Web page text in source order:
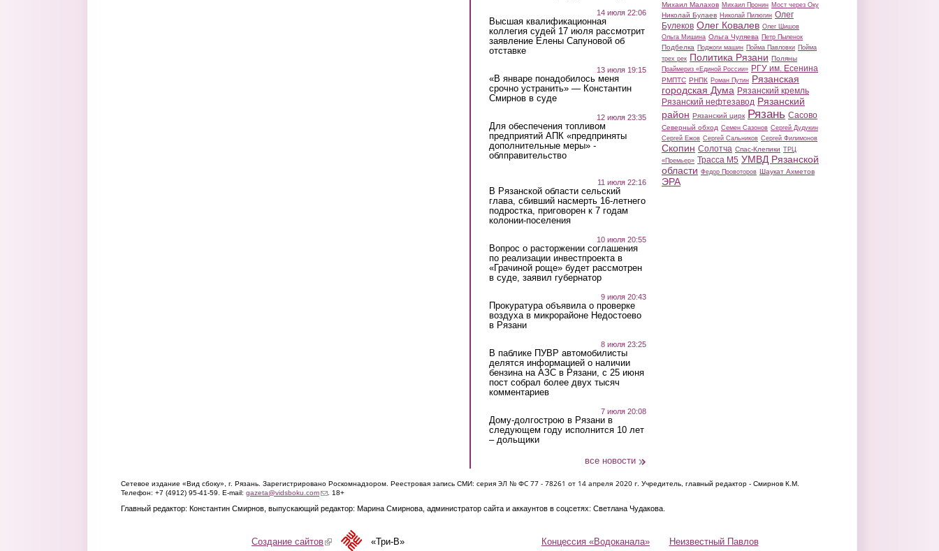
14 июля 22:06
Высшая квалификационная
коллегия судей 17 июля рассмотрит
заявление Елены Сапуновой об
отставке
13 июля 19:15
«В январе понадобилось меня
срочно устранить» — Константин
Смирнов в суде
12 июля 23:35
Для обеспечения топливом
предприятий АПК «предприняты
дополнительные меры» -
облправительство
11 июля 22:16
В Рязанской области сельский
глава, сбивший насмерть 16-летнего
подростка, приговорен к 7 годам
колонии-поселения
10 июля 20:55
Вопрос о расторжении соглашения
по реализации инвестпроекта в
«Грачиной роще» будет рассмотрен
в суде, заявил губернатор
9 июля 20:43
Прокуратура объявила о проверке
воздуха в микрорайоне Недостоево
в Рязани
8 июля 23:25
В паблике ПУВР автомобилисты
делятся информацией о наличии
бензина на АЗС в Рязани, с 25 июня
пост собрал более двух тысяч
комментариев
7 июля 20:08
Дому-долгострою в Рязани в
следующем году исполнится 10 лет
– дольщики
все новости
Михаил Малахов Михаил Пронин Мост через Оку
Николай Булаев Николай Пилюгин Олег
Булеков Олег Ковалев Олег Шишов
Ольга Мишина Ольга Чуляева Петр Пыленок
Подбелка Поджоги машин Пойма Павловки Пойма
трех рек Политика Рязани Поляны
Праймериз «Единой России» РГУ им. Есенина
РМПТС РНПК Роман Путин Рязанская
городская Дума Рязанский кремль
Рязанский нефтезавод Рязанский
район Рязанский цирк Рязань Сасово
Северный обход Семен Сазонов Сергей Дудукин
Сергей Ежов Сергей Сальников Сергей Филимонов
Скопин Солотча Спас-Клепики ТРЦ
«Премьер» Трасса М5 УМВД Рязанской
области Федор Провоторов Шаукат Ахметов
ЭРА
Сетевое издание «Вид сбоку», г. Рязань. Зарегистрировано Роскомнадзором. Реестровая запись СМИ: серия ЭЛ № ФС 77 - 78261 от 14 апреля 2020 г. Учредитель, главный редактор - Смирнов К.М.
Телефон: +7 (4912) 95-41-59. E-mail: gazeta@vidsboku.com(link sends e-mail)
. 18+
Главный редактор: Константин Смирнов, выпускающий редактор: Марина Смирнова, администратор сайта и аккаунтов в соцсетях: Светлана Чудакова.
Концессия «Водоканала» Неизвестный Павлов
Создание сайтов(link is external)«Три-В»